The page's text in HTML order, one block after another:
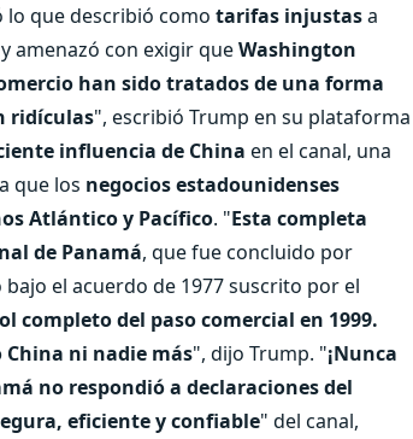
lo que describió como tarifas injustasa
y amenazó con exigir queWashington
han sido tratados de una forma
ridículas", escribió Trump en su plataforma
influencia de China en el canal, una
que los negocios estadounidenses
Atlántico y Pacífico. "Esta completa
de Panamá, que fue concluido por
el acuerdo de 1977 suscrito por el
completo del paso comercial en 1999.
ni nadie más", dijo Trump. "¡Nunca
no respondió a declaraciones del
eficiente y confiable" del canal,